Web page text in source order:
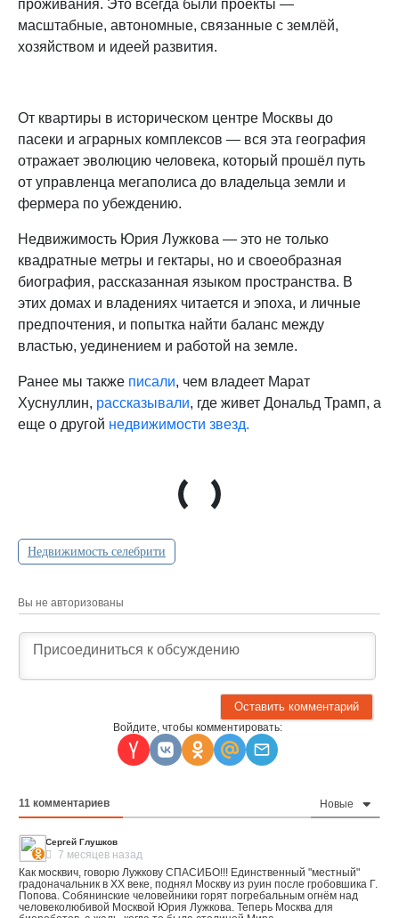
проживания. Это всегда были проекты —
масштабные, автономные, связанные с землёй,
хозяйством и идеей развития.
От квартиры в историческом центре Москвы до
пасеки и аграрных комплексов — вся эта география
отражает эволюцию человека, который прошёл путь
от управленца мегаполиса до владельца земли и
фермера по убеждению.
Недвижимость Юрия Лужкова — это не только
квадратные метры и гектары, но и своеобразная
биография, рассказанная языком пространства. В
этих домах и владениях читается и эпоха, и личные
предпочтения, и попытка найти баланс между
властью, уединением и работой на земле.
Ранее мы также писали, чем владеет Марат
Хуснуллин, рассказывали, где живет Дональд Трамп, а
еще о другой недвижимости звезд.
Недвижимость селебрити
Вы не авторизованы
Войдите, чтобы комментировать:
11 комментариев Новые
Сергей Глушков
7 месяцев назад
Как москвич, говорю Лужкову СПАСИБО!!! Единственный "местный"
градоначальник в ХХ веке, поднял Москву из руин после гробовшика Г.
Попова. Собянинские человейники горят погребальным огнём над
человеколюбивой Москвой Юрия Лужкова. Теперь Москва для